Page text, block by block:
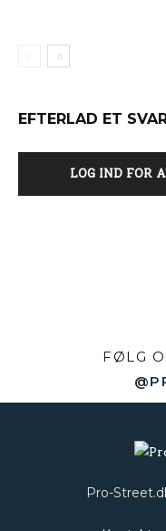
EFTERLAD ET
LOG IND FOR
FØLG
Pro-